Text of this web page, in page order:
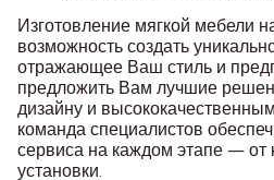
Изготовление мягкой мебели
возможность создать
отражающее Ваш стиль и
предложить Вам лучшие
дизайну и
команда специалистов
сервиса на каждом этапе — от
установки.